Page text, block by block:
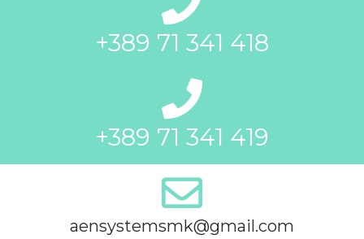
+389 71 341 418
+389 71 341 419
aensystemsmk@gmail.com